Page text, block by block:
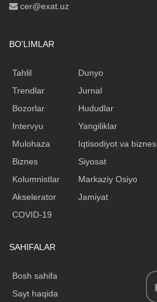
cer@exat.uz
BO'LIMLAR
Tahlil
Trendlar
Bozorlar
Intervyu
Mulohaza
Biznes
Kolumnistlar
Akselerator
Dunyo
Jurnal
Hududlar
Yangiliklar
Iqtisodiyot va biznes
Siyosat
Markaziy Osiyo
Jamiyat
COVID-19
SAHIFALAR
Bosh sahifa
Sayt haqida